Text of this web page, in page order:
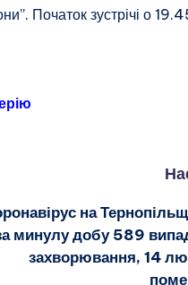
Початок зустрічі о
на
минулу добу 589
захворювання, 14